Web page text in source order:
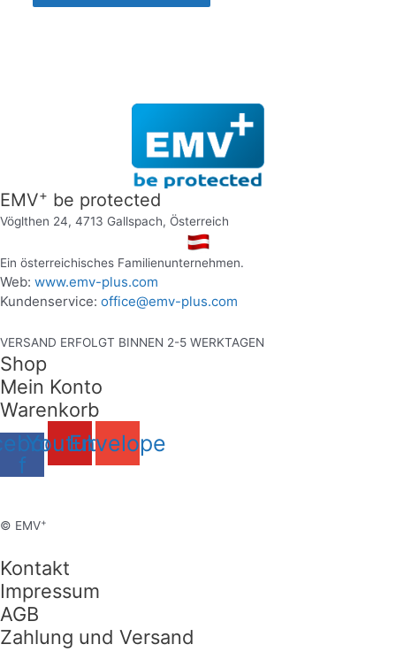
EMV+ be protected
Vöglthen 24, 4713 Gallspach, Österreich
Ein österreichisches Familienunternehmen.
Web: www.emv-plus.com
Kundenservice: office@emv-plus.com
VERSAND ERFOLGT BINNEN 2-5 WERKTAGEN
Shop
Mein Konto
Warenkorb
f
YoutubeEnvelope
© EMV+
Kontakt
Impressum
AGB
Zahlung und Versand